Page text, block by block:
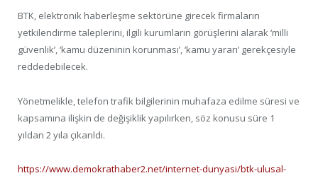
BTK, elektronik haberleşme sektörüne girecek firmaların
yetkilendirme taleplerini, ilgili kurumların görüşlerini alarak ‘milli
güvenlik’, ‘kamu düzeninin korunması’, ‘kamu yararı’ gerekçesiyle
reddedebilecek.
Yönetmelikle, telefon trafik bilgilerinin muhafaza edilme süresi ve
kapsamına ilişkin de değişiklik yapılırken, söz konusu süre 1
yıldan 2 yıla çıkarıldı.
https://www.demokrathaber2.net/internet-dunyasi/btk-ulusal-